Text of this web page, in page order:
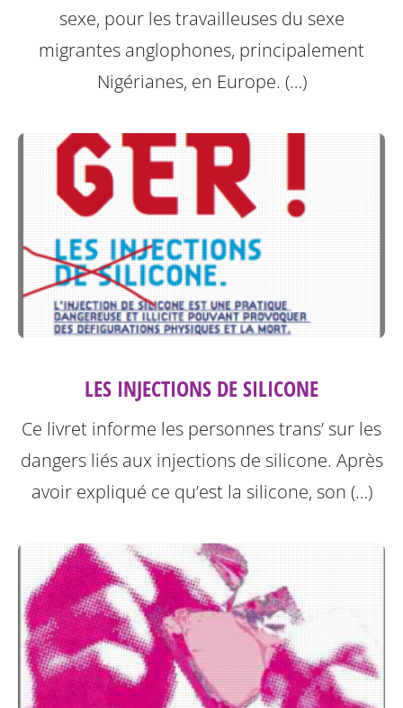
sexe, pour les travailleuses du sexe
migrantes anglophones, principalement
Nigérianes, en Europe. (…)
LES INJECTIONS DE SILICONE
Ce livret informe les personnes trans’ sur les
dangers liés aux injections de silicone. Après
avoir expliqué ce qu’est la silicone, son (…)